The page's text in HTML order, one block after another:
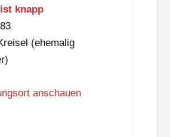
knapp
(ehemalig
anschauen